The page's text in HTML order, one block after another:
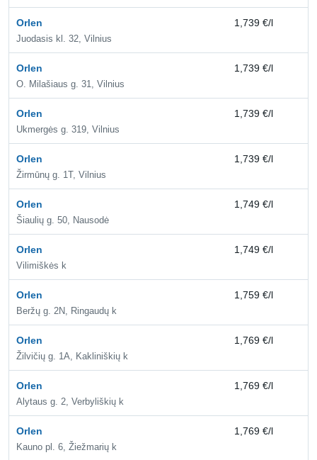
Orlen
Juodasis kl. 32, Vilnius
1,739 €/l
Orlen
O. Milašiaus g. 31, Vilnius
1,739 €/l
Orlen
Ukmergės g. 319, Vilnius
1,739 €/l
Orlen
Žirmūnų g. 1T, Vilnius
1,739 €/l
Orlen
Šiaulių g. 50, Nausodė
1,749 €/l
Orlen
Vilimiškės k
1,749 €/l
Orlen
Beržų g. 2N, Ringaudų k
1,759 €/l
Orlen
Žilvičių g. 1A, Kakliniškių k
1,769 €/l
Orlen
Alytaus g. 2, Verbyliškių k
1,769 €/l
Orlen
Kauno pl. 6, Žiežmarių k
1,769 €/l